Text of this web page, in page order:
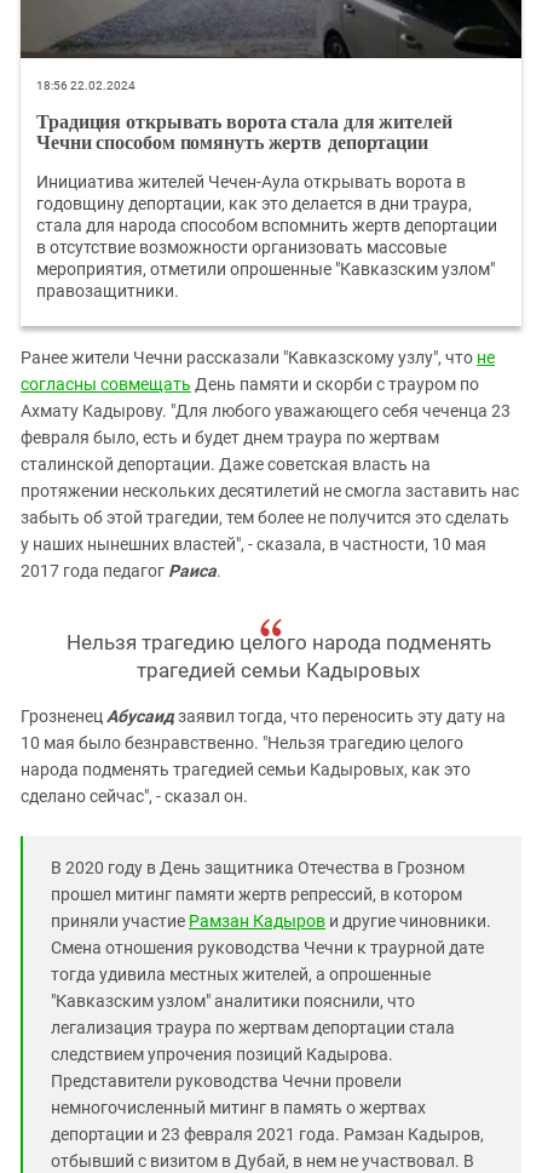
18:56 22.02.2024
Традиция открывать ворота стала для жителей
Чечни способом помянуть жертв депортации
Инициатива жителей Чечен-Аула открывать ворота в
годовщину депортации, как это делается в дни траура,
стала для народа способом вспомнить жертв депортации
в отсутствие возможности организовать массовые
мероприятия, отметили опрошенные "Кавказским узлом"
правозащитники.
Ранее жители Чечни рассказали "Кавказскому узлу", что не
согласны совмещать День памяти и скорби с трауром по
Ахмату Кадырову. "Для любого уважающего себя чеченца 23
февраля было, есть и будет днем траура по жертвам
сталинской депортации. Даже советская власть на
протяжении нескольких десятилетий не смогла заставить нас
забыть об этой трагедии, тем более не получится это сделать
у наших нынешних властей", - сказала, в частности, 10 мая
2017 года педагог Раиса.
Нельзя трагедию целого народа подменять
трагедией семьи Кадыровых
ГрозненецАбусаидзаявил тогда, что переносить эту дату на
10 мая было безнравственно. "Нельзя трагедию целого
народа подменять трагедией семьи Кадыровых, как это
сделано сейчас", - сказал он.
В 2020 году в День защитника Отечества в Грозном
прошел митинг памяти жертв репрессий, в котором
приняли участие Рамзан Кадыров и другие чиновники.
Смена отношения руководства Чечни к траурной дате
тогда удивила местных жителей, а опрошенные
"Кавказским узлом" аналитики пояснили, что
легализация траура по жертвам депортации стала
следствием упрочения позиций Кадырова.
Представители руководства Чечни провели
немногочисленный митинг в память о жертвах
депортации и 23 февраля 2021 года. Рамзан Кадыров,
отбывший с визитом в Дубай, в нем не участвовал. В